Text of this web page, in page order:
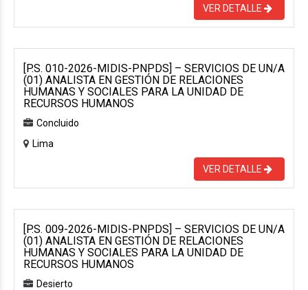
VER DETALLE
[P.S. 010-2026-MIDIS-PNPDS] – SERVICIOS DE UN/A
(01) ANALISTA EN GESTIÓN DE RELACIONES
HUMANAS Y SOCIALES PARA LA UNIDAD DE
RECURSOS HUMANOS
Concluido
Lima
VER DETALLE
[P.S. 009-2026-MIDIS-PNPDS] – SERVICIOS DE UN/A
(01) ANALISTA EN GESTIÓN DE RELACIONES
HUMANAS Y SOCIALES PARA LA UNIDAD DE
RECURSOS HUMANOS
Desierto